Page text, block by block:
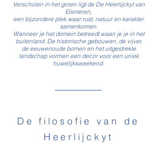
Verscholen in het groen ligt de De Heerlijckyt van
Elsmeren,
een bijzondere plek waar rust, natuur en karakter
samenkomen.
Wanneer je het domein betreedt waan je je in het
buitenland. De historische gebouwen, de vijver,
de eeuwenoude bomen en het uitgestrekte
landschap vormen een decor voor een uniek
huwelijksweekend.
De filosofie van de
Heerlijckyt